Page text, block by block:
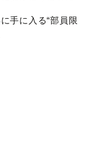
手に入る“部員限